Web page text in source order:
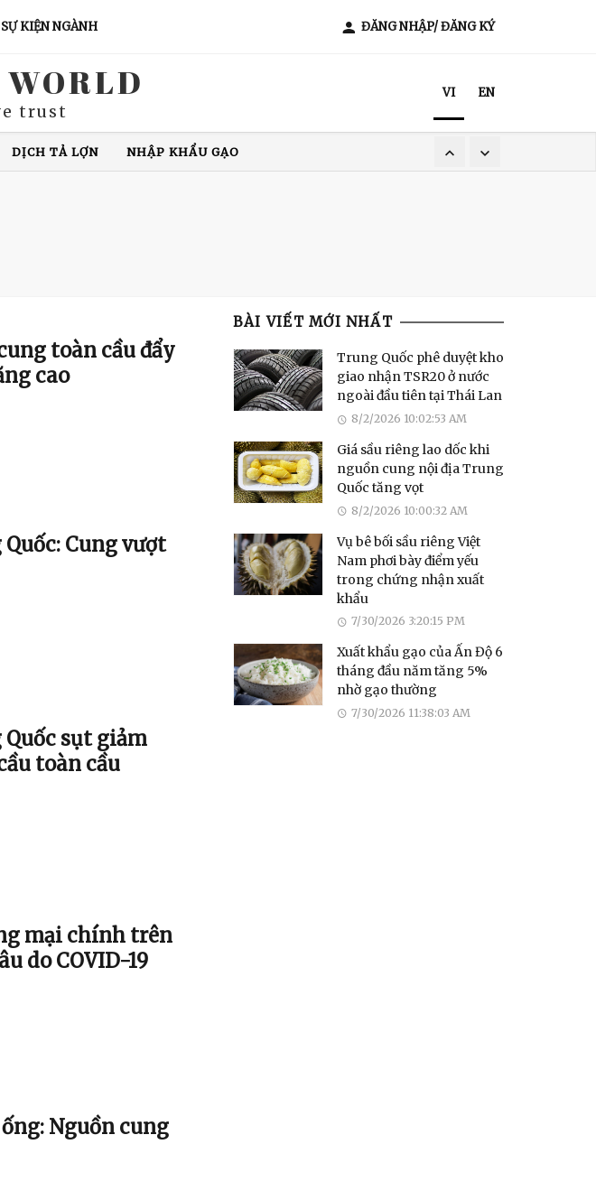
SỰ KIỆN NGÀNH ĐĂNG NHẬP/ ĐĂNG KÝ
trust
VI EN
DỊCH TẢ LỢN
NHẬP KHẨU GẠO
toàn cầu đẩy
cao
Cung vượt
sụt giảm
toàn cầu
mại chính trên
do COVID-19
Nguồn cung
BÀI VIẾT MỚI NHẤT
Trung Quốc phê duyệt kho
giao nhận TSR20 ở nước
ngoài đầu tiên tại Thái Lan
8/2/2026 10:02:53 AM
Giá sầu riêng lao dốc khi
nguồn cung nội địa Trung
Quốc tăng vọt
8/2/2026 10:00:32 AM
Vụ bê bối sầu riêng Việt
Nam phơi bày điểm yếu
trong chứng nhận xuất
khẩu
7/30/2026 3:20:15 PM
Xuất khẩu gạo của Ấn Độ 6
tháng đầu năm tăng 5%
nhờ gạo thường
7/30/2026 11:38:03 AM